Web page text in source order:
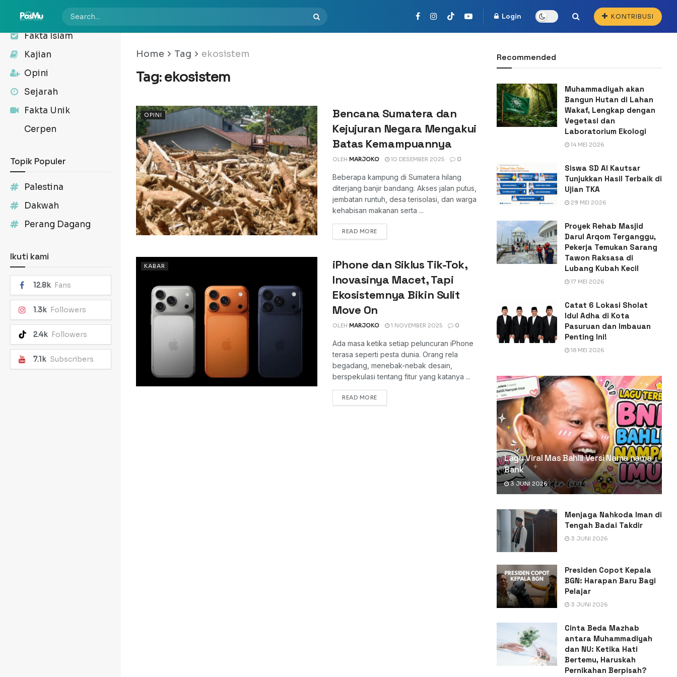
Kabar
Fakta Islam
Kajian
Opini
Sejarah
Fakta Unik
Cerpen
Topik Populer
Palestina
Dakwah
Perang Dagang
Ikuti kami
12.8k Fans
1.3k Followers
2.4k Followers
7.1k Subscribers
Login KONTRIBUSI
Home Tag ekosistem
Tag:ekosistem
OPINI
Bencana Sumatera dan
Kejujuran Negara Mengakui
Batas Kemampuannya
OLEH MARJOKO 10 DESEMBER 2025 0
Beberapa kampung di Sumatera hilang
diterjang banjir bandang. Akses jalan putus,
jembatan runtuh, desa terisolasi, dan warga
kehabisan makanan serta ...
READ MOREDETAILS
KABAR
iPhone dan Siklus Tik-Tok,
Inovasinya Macet, Tapi
Ekosistemnya Bikin Sulit
Move On
OLEH MARJOKO 1 NOVEMBER 2025 0
Ada masa ketika setiap peluncuran iPhone
terasa seperti pesta dunia. Orang rela
begadang, menebak-nebak desain,
berspekulasi tentang fitur yang katanya ...
READ MOREDETAILS
Recommended
Muhammadiyah akan
Bangun Hutan di Lahan
Wakaf, Lengkap dengan
Vegetasi dan
Laboratorium Ekologi
14 MEI 2026
Siswa SD Al Kautsar
Tunjukkan Hasil Terbaik di
Ujian TKA
29 MEI 2026
Proyek Rehab Masjid
Darul Arqom Terganggu,
Pekerja Temukan Sarang
Tawon Raksasa di
Lubang Kubah Kecil
17 MEI 2026
Catat 6 Lokasi Sholat
Idul Adha di Kota
Pasuruan dan Imbauan
Penting Ini!
18 MEI 2026
Lagu Viral Mas Bahlil Versi Nama nama
Bank
3 JUNI 2026
Menjaga Nahkoda Iman di
Tengah Badai Takdir
3 JUNI 2026
Presiden Copot Kepala
BGN: Harapan Baru Bagi
Pelajar
3 JUNI 2026
Cinta Beda Mazhab
antara Muhammadiyah
dan NU: Ketika Hati
Bertemu, Haruskah
Pernikahan Berpisah?